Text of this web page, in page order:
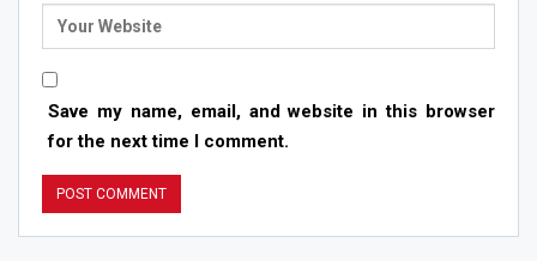
Save my name, email, and website in this browser
for the next time I comment.